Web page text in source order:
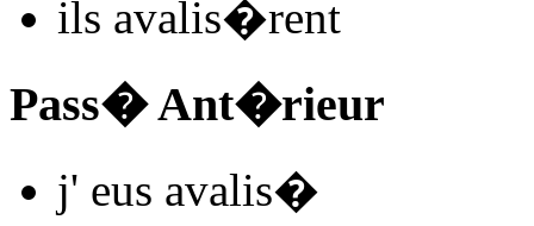
ils avalis�rent
Pass� Ant�rieur
j' eus avalis�